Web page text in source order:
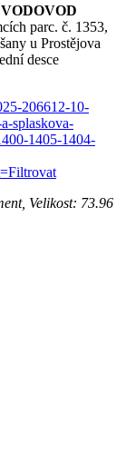
parc. č. 1353,
u Prostějova
desce
206612-10-
splaskova-
1405-1404-
Velikost: 73.96